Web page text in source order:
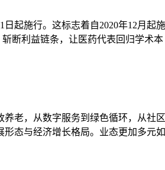
起施行。这标志着自2020年12月起
断利益链条，让医药代表回归学术本
老，从数字服务到绿色循环，从社
态与经济增长格局。业态更加多元